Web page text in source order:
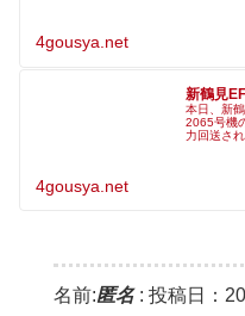
4gousya.net
新鶴見
本日、新
2065号機
力回送さ
4gousya.net
名前:匿名: 投稿日：